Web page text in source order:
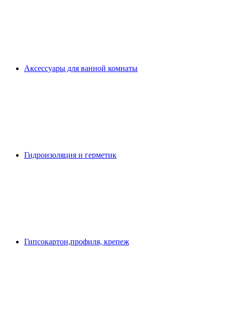
Аксессуары для ванной комнаты
Гидроизоляция и герметик
Гипсокартон,профиля, крепеж